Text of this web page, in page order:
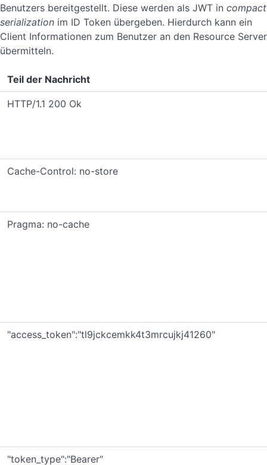
Benutzers bereitgestellt. Diese werden als JWT in compact
serialization im ID Token übergeben. Hierdurch kann ein
Client Informationen zum Benutzer an den Resource Server
übermitteln.
Teil der Nachricht
HTTP/1.1 200 Ok
Cache-Control: no-store
Pragma: no-cache
"access_token":"tl9jckcemkk4t3mrcujkj41260"
"token_type":"Bearer"